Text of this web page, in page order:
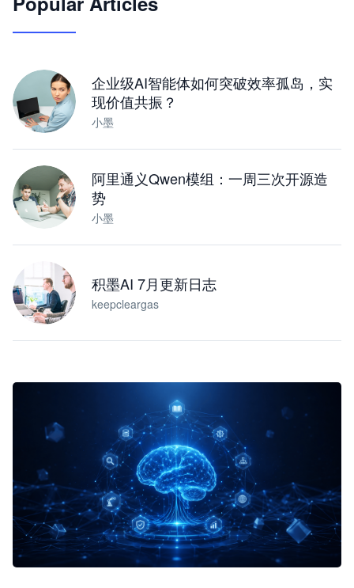
企业级AI智能体如何突破效率孤岛，实
现价值共振？
小墨
阿里通义Qwen模组：一周三次开源造
势
小墨
积墨AI 7月更新日志
keepcleargas